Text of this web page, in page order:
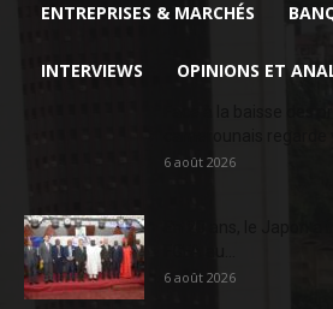
ENTREPRISES & MARCHÉS
INTERVIEWS OPINIONS ET
6 août 2026
6 août 2026